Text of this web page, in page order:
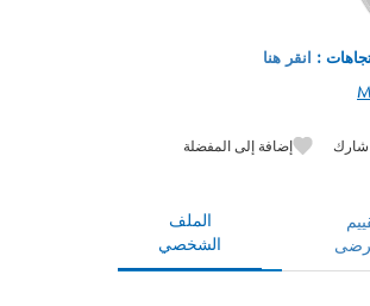
: انقر هنا
شارك إضافة إلى المفضلة
الملف
الشخصي